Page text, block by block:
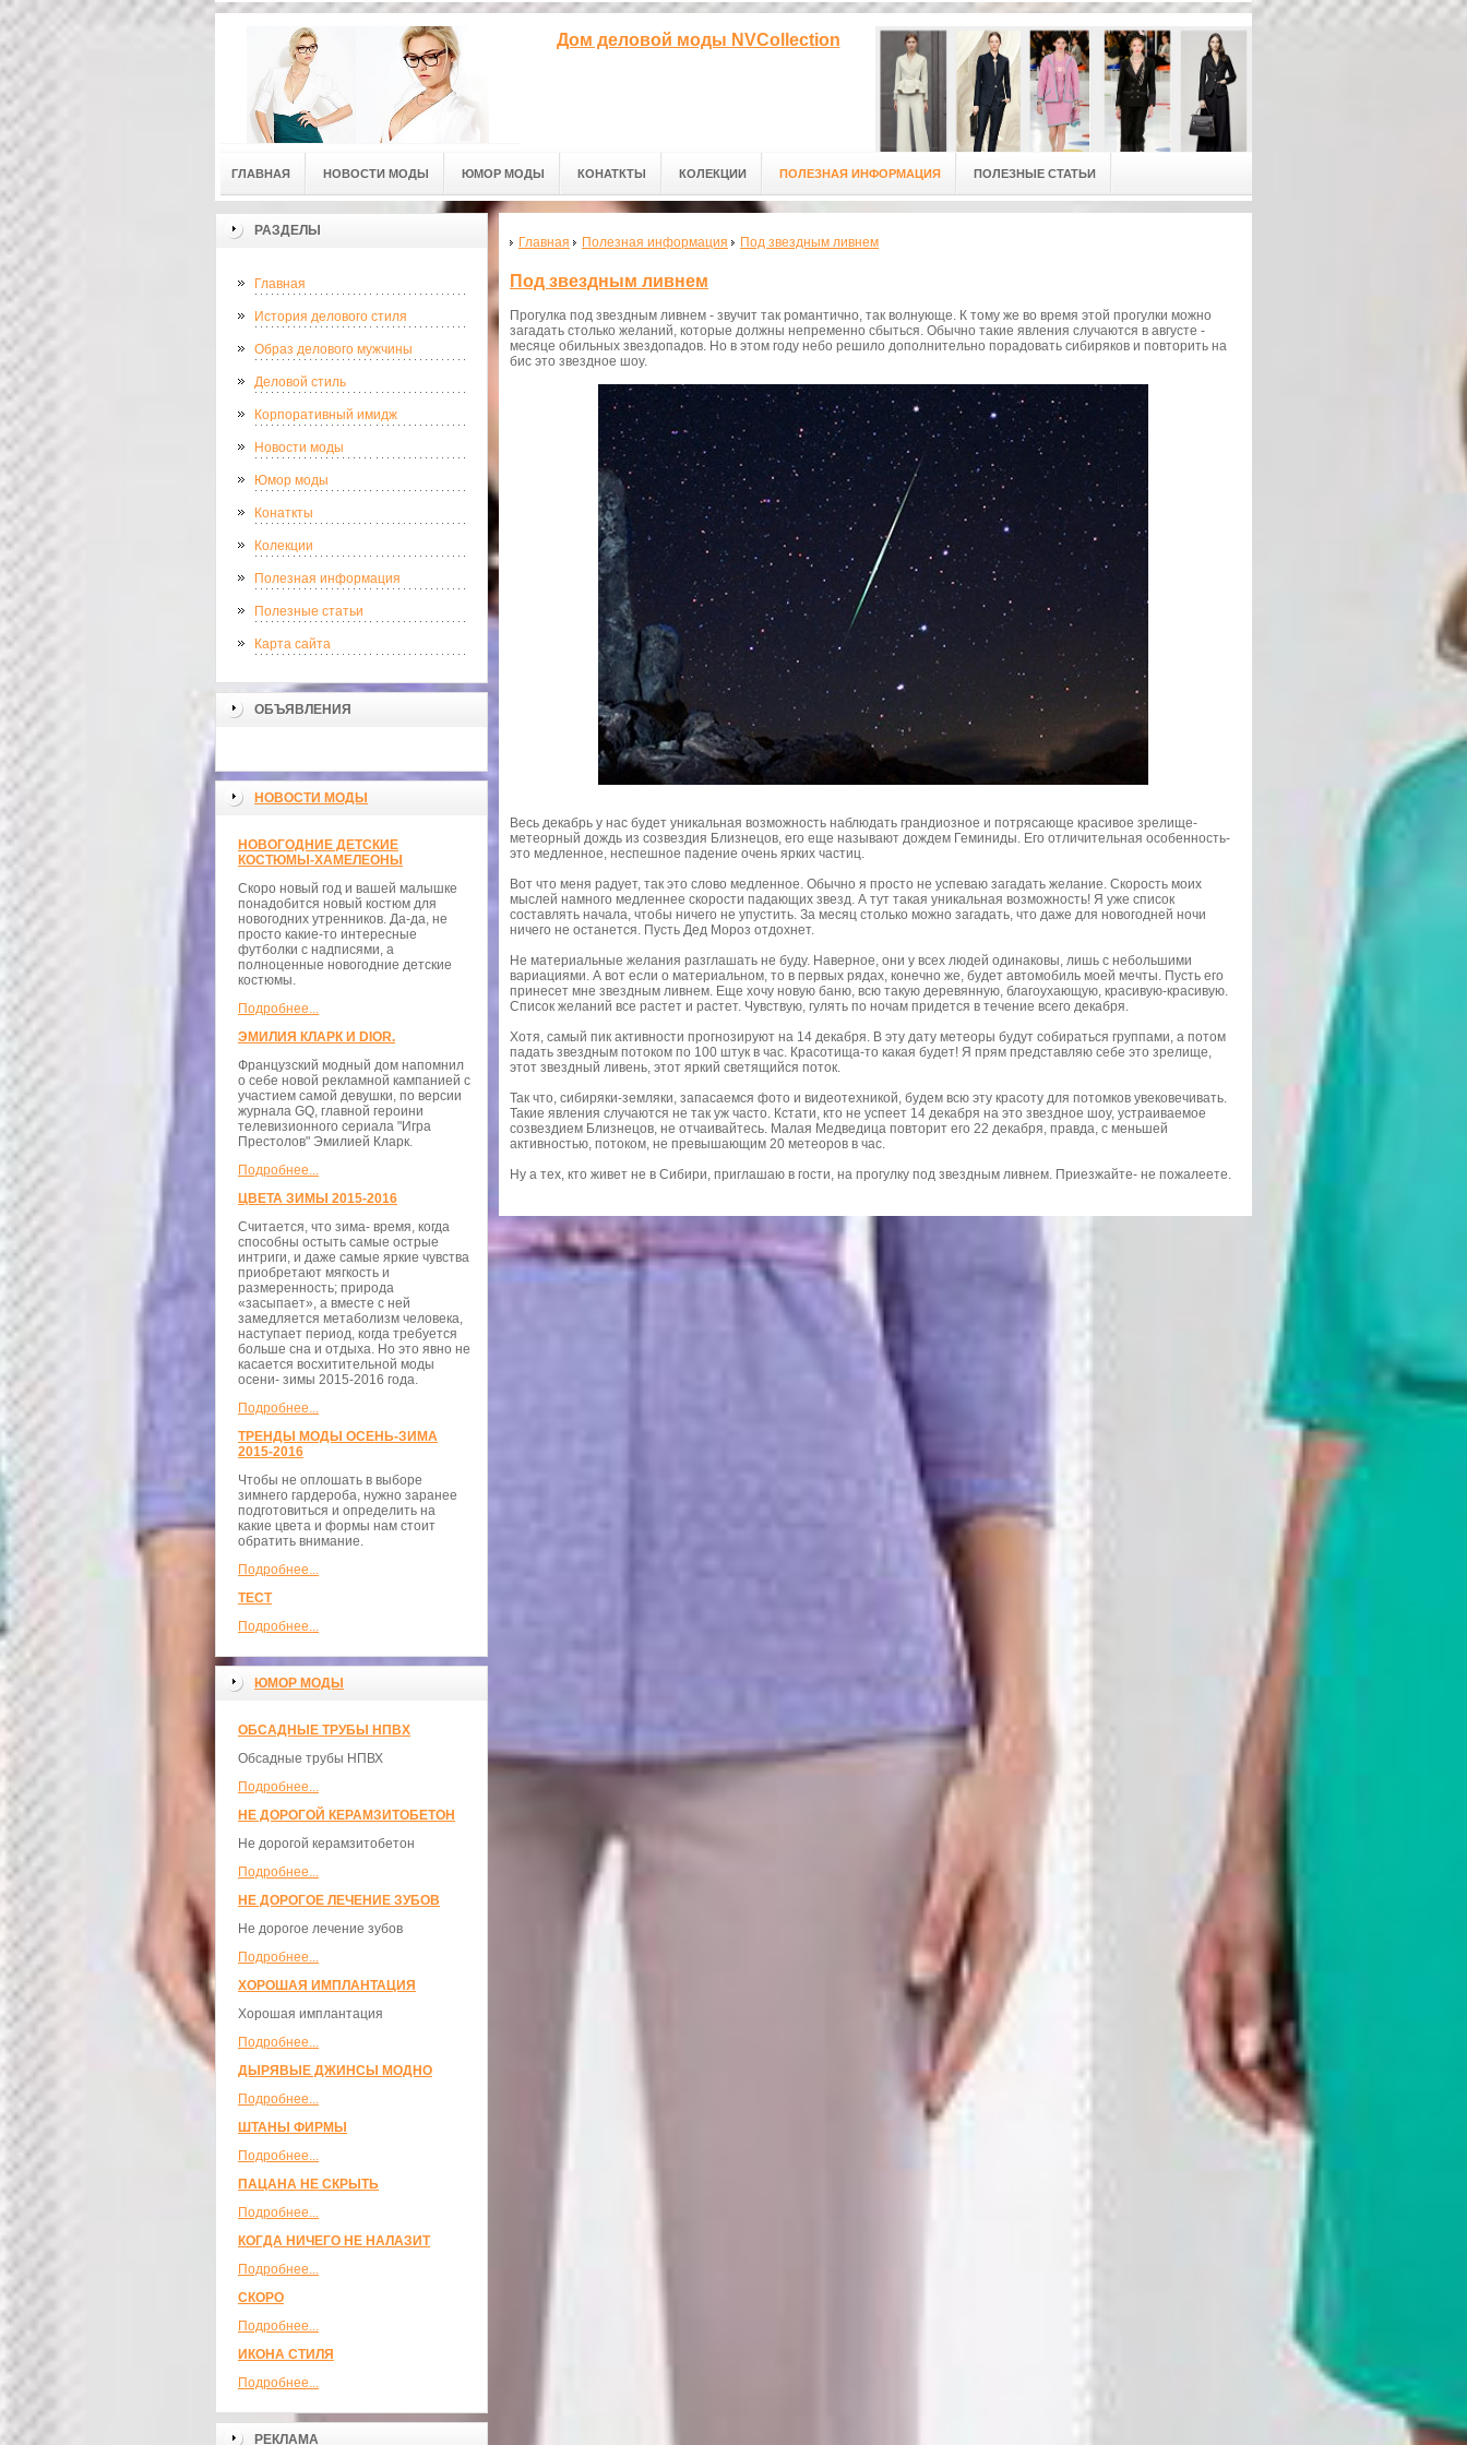
Дом деловой моды NVCollection
ГЛАВНАЯ НОВОСТИ МОДЫ ЮМОР МОДЫ КОНАТКТЫ КОЛЕКЦИИ ПОЛЕЗНАЯ ИНФОРМАЦИЯ ПОЛЕЗНЫЕ СТАТЬИ
РАЗДЕЛЫ
Главная
История делового стиля
Образ делового мужчины
Деловой стиль
Корпоративный имидж
Новости моды
Юмор моды
Конаткты
Колекции
Полезная информация
Полезные статьи
Карта сайта
ОБЪЯВЛЕНИЯ
НОВОСТИ МОДЫ
НОВОГОДНИЕ ДЕТСКИЕ
КОСТЮМЫ-ХАМЕЛЕОНЫ
Скоро новый год и вашей малышке
понадобится новый костюм для
новогодних утренников. Да-да, не
просто какие-то интересные
футболки с надписями, а
полноценные новогодние детские
костюмы.
Подробнее...
ЭМИЛИЯ КЛАРК И DIOR.
Французский модный дом напомнил
о себе новой рекламной кампанией с
участием самой девушки, по версии
журнала GQ, главной героини
телевизионного сериала "Игра
Престолов" Эмилией Кларк.
Подробнее...
ЦВЕТА ЗИМЫ 2015-2016
Считается, что зима- время, когда
способны остыть самые острые
интриги, и даже самые яркие чувства
приобретают мягкость и
размеренность; природа
«засыпает», а вместе с ней
замедляется метаболизм человека,
наступает период, когда требуется
больше сна и отдыха. Но это явно не
касается восхитительной моды
осени- зимы 2015-2016 года.
Подробнее...
ТРЕНДЫ МОДЫ ОСЕНЬ-ЗИМА
2015-2016
Чтобы не оплошать в выборе
зимнего гардероба, нужно заранее
подготовиться и определить на
какие цвета и формы нам стоит
обратить внимание.
Подробнее...
ТЕСТ
Подробнее...
ЮМОР МОДЫ
ОБСАДНЫЕ ТРУБЫ НПВХ
Обсадные трубы НПВХ
Подробнее...
НЕ ДОРОГОЙ КЕРАМЗИТОБЕТОН
Не дорогой керамзитобетон
Подробнее...
НЕ ДОРОГОЕ ЛЕЧЕНИЕ ЗУБОВ
Не дорогое лечение зубов
Подробнее...
ХОРОШАЯ ИМПЛАНТАЦИЯ
Хорошая имплантация
Подробнее...
ДЫРЯВЫЕ ДЖИНСЫ МОДНО
Подробнее...
ШТАНЫ ФИРМЫ
Подробнее...
ПАЦАНА НЕ СКРЫТЬ
Подробнее...
КОГДА НИЧЕГО НЕ НАЛАЗИТ
Подробнее...
СКОРО
Подробнее...
ИКОНА СТИЛЯ
Подробнее...
РЕКЛАМА
Главная Полезная информация Под звездным ливнем
Под звездным ливнем
Прогулка под звездным ливнем - звучит так романтично, так волнующе. К тому же во время этой прогулки можно
загадать столько желаний, которые должны непременно сбыться. Обычно такие явления случаются в августе -
месяце обильных звездопадов. Но в этом году небо решило дополнительно порадовать сибиряков и повторить на
бис это звездное шоу.
Весь декабрь у нас будет уникальная возможность наблюдать грандиозное и потрясающе красивое зрелище-
метеорный дождь из созвездия Близнецов, его еще называют дождем Геминиды. Его отличительная особенность-
это медленное, неспешное падение очень ярких частиц.
Вот что меня радует, так это слово медленное. Обычно я просто не успеваю загадать желание. Скорость моих
мыслей намного медленнее скорости падающих звезд. А тут такая уникальная возможность! Я уже список
составлять начала, чтобы ничего не упустить. За месяц столько можно загадать, что даже для новогодней ночи
ничего не останется. Пусть Дед Мороз отдохнет.
Не материальные желания разглашать не буду. Наверное, они у всех людей одинаковы, лишь с небольшими
вариациями. А вот если о материальном, то в первых рядах, конечно же, будет автомобиль моей мечты. Пусть его
принесет мне звездным ливнем. Еще хочу новую баню, всю такую деревянную, благоухающую, красивую-красивую.
Список желаний все растет и растет. Чувствую, гулять по ночам придется в течение всего декабря.
Хотя, самый пик активности прогнозируют на 14 декабря. В эту дату метеоры будут собираться группами, а потом
падать звездным потоком по 100 штук в час. Красотища-то какая будет! Я прям представляю себе это зрелище,
этот звездный ливень, этот яркий светящийся поток.
Так что, сибиряки-земляки, запасаемся фото и видеотехникой, будем всю эту красоту для потомков увековечивать.
Такие явления случаются не так уж часто. Кстати, кто не успеет 14 декабря на это звездное шоу, устраиваемое
созвездием Близнецов, не отчаивайтесь. Малая Медведица повторит его 22 декабря, правда, с меньшей
активностью, потоком, не превышающим 20 метеоров в час.
Ну а тех, кто живет не в Сибири, приглашаю в гости, на прогулку под звездным ливнем. Приезжайте- не пожалеете.